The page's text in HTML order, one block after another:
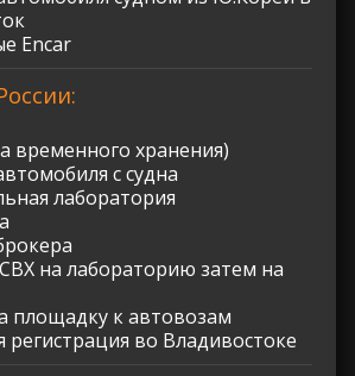
Encar
временного хранения)
с судна
лаборатория
на лабораторию затем на
площадку к автовозам
регистрация во Владивостоке